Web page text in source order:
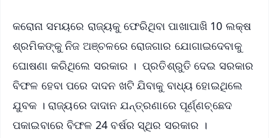
କରୋନା ସମୟରେ ରାଜ୍ୟକୁ ଫେରିଥିବା ପାଖାପାଖି 10 ଲକ୍ଷ
ଶ୍ରମିକଙ୍କୁ ନିଜ ଅଞ୍ଚଳରେ ରୋଜଗାର ଯୋଗାଇଦେବାକୁ
ଘୋଷଣା କରିଥିଲେ ସରକାର । ପ୍ରତିଶ୍ରୁତି ଦେଇ ସରକାର
ବିଫଳ ହେବା ପରେ ଦାଦନ ଖଟି ଯିବାକୁ ବାଧ୍ୟ ହୋଇଥିଲେ
ଯୁବକ । ରାଜ୍ୟରେ ଦାଦାନ ଯନ୍ତ୍ରଣାରେ ପୂର୍ଣ୍ଣଚ୍ଛେଦ
ପକାଇବାରେ ବିଫଳ 24 ବର୍ଷର ସ୍ଥିର ସରକାର ।